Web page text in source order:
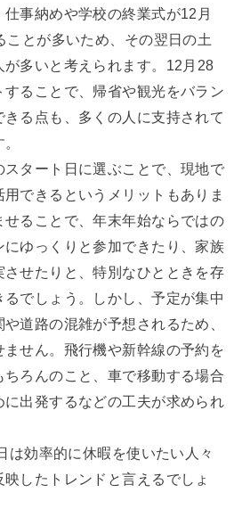
事納めや学校の終業式が12月
ことが多いため、その翌日の土
多いと考えられます。12月28
することで、帰省や観光をバラン
る点も、多くの人に支持されて
スタート日に選ぶことで、現地で
できるというメリットもありま
ることで、年末年始ならではの
ゆっくりと参加できたり、家族
せたりと、特別なひとときを存
でしょう。しかし、予定が集中
道路の混雑が予想されるため、
せん。飛行機や新幹線の予約を
ろんのこと、車で移動する場合
に出発するなどの工夫が求められ
は効率的に休暇を使いたい人々
したトレンドと言えるでしょ